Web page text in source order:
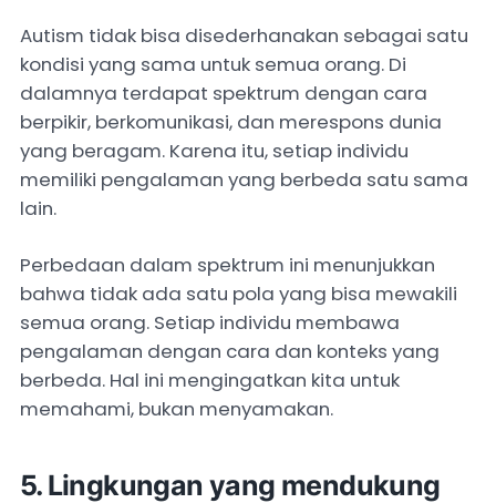
Autism tidak bisa disederhanakan sebagai satu
kondisi yang sama untuk semua orang. Di
dalamnya terdapat spektrum dengan cara
berpikir, berkomunikasi, dan merespons dunia
yang beragam. Karena itu, setiap individu
memiliki pengalaman yang berbeda satu sama
lain.
Perbedaan dalam spektrum ini menunjukkan
bahwa tidak ada satu pola yang bisa mewakili
semua orang. Setiap individu membawa
pengalaman dengan cara dan konteks yang
berbeda. Hal ini mengingatkan kita untuk
memahami, bukan menyamakan.
5. ⁠Lingkungan yang mendukung